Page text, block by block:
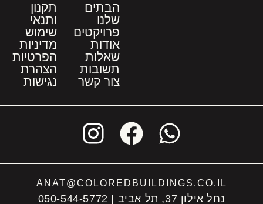
הבתים
שלנו
פרויקטים
אודות
שאלות
תשובות
צור קשר
תקנון
ותנאי
שימוש
מדיניות
הפרטיות
הצהרת
נגישות
ANAT@COLOREDBUILDINGS.CO.IL
נחל אילון 37, תל אביב | 050-544-5772